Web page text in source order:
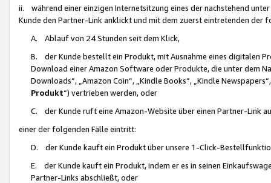
ii. während einer einzigen Internetsitzung eines der nachstehend
Kunde den Partner-Link anklickt und mit dem zuerst eintretenden der
A. Ablauf von 24 Stunden seit dem Klick,
B. der Kunde bestellt ein Produkt, mit Ausnahme eines digitalen
Download einer Amazon Software oder Produkte, die unter dem
Downloads“, „Amazon Coin“, „Kindle Books“, „Kindle
Produkt“) vertrieben werden, oder
C. der Kunde ruft eine Amazon-Website über einen Partner-Link
einer der folgenden Fälle eintritt:
D. der Kunde kauft ein Produkt über unsere 1-Click-
E. der Kunde kauft ein Produkt, indem er es in seinen
Partner-Links abschließt, oder